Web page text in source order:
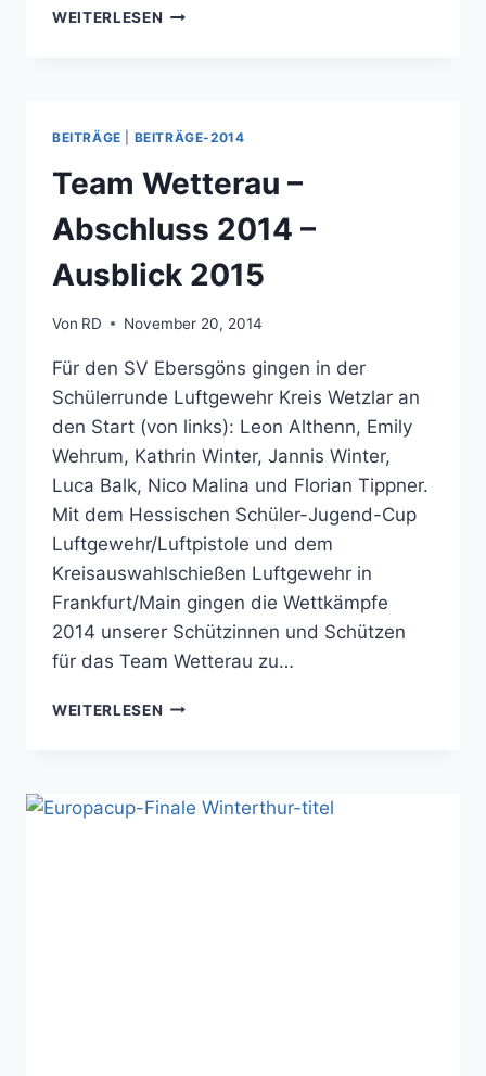
WEITERLESEN ERSTE
„YASSI“
SCHULZE
BEITRÄGE BEITRÄGE-2014
Team Wetterau –
Abschluss 2014 –
Ausblick 2015
Von RD November 20, 2014
Für den SV Ebersgöns gingen in der
Schülerrunde Luftgewehr Kreis Wetzlar an
den Start (von links): Leon Althenn, Emily
Wehrum, Kathrin Winter, Jannis Winter,
Luca Balk, Nico Malina und Florian Tippner.
Mit dem Hessischen Schüler-Jugend-Cup
Luftgewehr/Luftpistole und dem
Kreisauswahlschießen Luftgewehr in
Frankfurt/Main gingen die Wettkämpfe
2014 unserer Schützinnen und Schützen
für das Team Wetterau zu…
WEITERLESEN TEAM
–